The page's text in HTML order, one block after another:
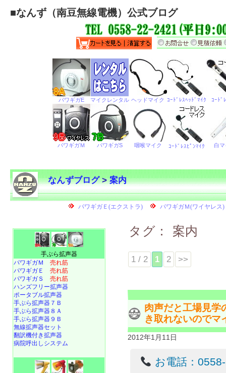
■なんず（南豆無線電機）公式ブログ
なんずブログ>案内
タグ： 案内
1 / 2 1 2 >>
肉声だと工場見学
き取れないのでマ
2012年1月11日
お電話：
手ぶら拡声器
パワギガＭ 売れ筋
パワギガＥ 売れ筋
パワギガＳ 売れ筋
ハンズフリー拡声器
ポータブル拡声器
手ぶら拡声器７Ｂ
手ぶら拡声器８Ａ
手ぶら拡声器９Ｂ
無線拡声器セット
翻訳機付き拡声器
病院呼出しシステム